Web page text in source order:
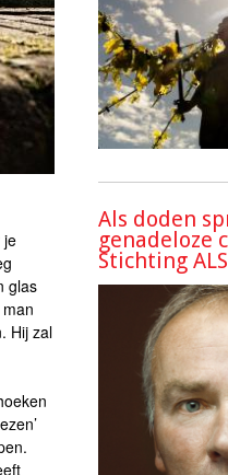
je
glas
Hij zal
Als doden
genadeloze
Stichting